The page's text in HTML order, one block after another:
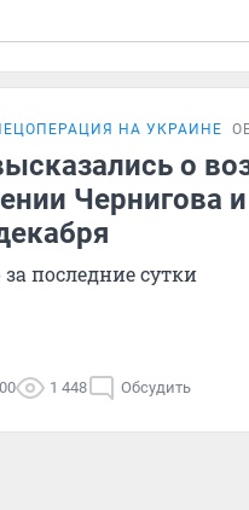
НА УКРАИНЕ
о
Чернигова
последние сутки
1 448 Обсудить